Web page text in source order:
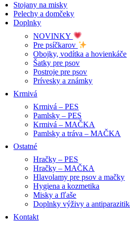
Stojany na misky
Pelechy a domčeky
Doplnky
NOVINKY
Pre psíčkarov
Obojky, vodítka a hovienkáče
Šatky pre psov
Postroje pre psov
Prívesky a známky
Krmivá
Krmivá – PES
Pamlsky – PES
Krmivá – MAČKA
Pamlsky a tráva – MAČKA
Ostatné
Hračky – PES
Hračky – MAČKA
Hlavolamy pre psov a mačky
Hygiena a kozmetika
Misky a fľaše
Doplnky výživy a
Kontakt